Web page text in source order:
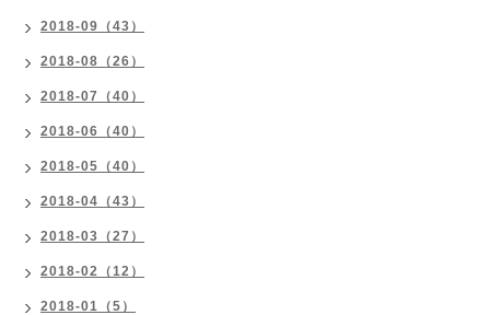
2018-09（43）
2018-08（26）
2018-07（40）
2018-06（40）
2018-05（40）
2018-04（43）
2018-03（27）
2018-02（12）
2018-01（5）